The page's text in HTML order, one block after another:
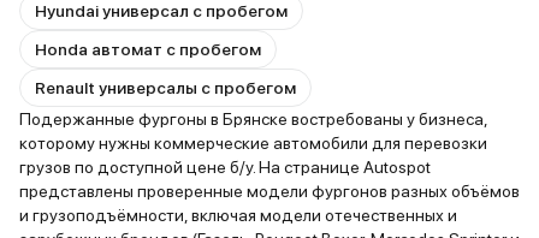
Hyundai универсал с пробегом
Honda автомат с пробегом
Renault универсалы с пробегом
Подержанные фургоны в Брянске востребованы у бизнеса,
которому нужны коммерческие автомобили для перевозки
грузов по доступной цене б/у. На странице Autospot
представлены проверенные модели фургонов разных объёмов
и грузоподъёмности, включая модели отечественных и